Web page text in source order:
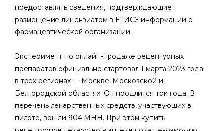
предоставлять сведения, подтверждающие
размещение лицензиатом в ЕГИСЗ информации о
фармацевтической организации.
Эксперимент по онлайн-продаже рецептурных
препаратов официально стартовал 1 марта 2023 года
в трех регионах — Москве, Московской и
Белгородской областях. Он продлится три года. В
перечень лекарственных средств, участвующих в
пилоте, вошли 904 МНН. При этом купить